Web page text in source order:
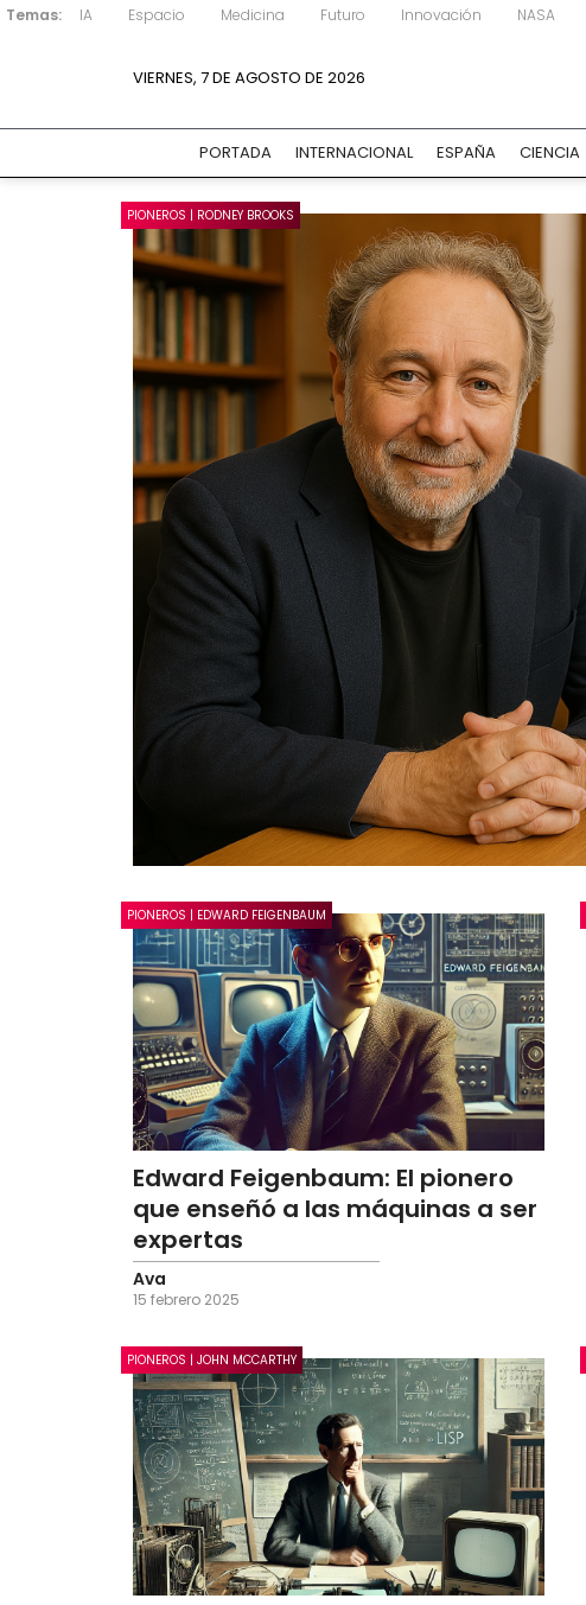
Temas: IA Espacio Medicina Futuro Innovación NASA
VIERNES, 7 DE AGOSTO DE 2026
PORTADA INTERNACIONAL ESPAÑA CIENCIA
PIONEROS | RODNEY BROOKS
PIONEROS | EDWARD FEIGENBAUM
Edward Feigenbaum: El pionero
que enseñó a las máquinas a ser
expertas
Ava
15 febrero 2025
PIONEROS | JOHN MCCARTHY